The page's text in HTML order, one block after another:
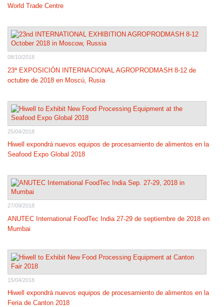
World Trade Centre
08/10/2018
23ª EXPOSICIÓN INTERNACIONAL AGROPRODMASH 8-12 de
octubre de 2018 en Moscú, Rusia
25/04/2018
Hiwell expondrá nuevos equipos de procesamiento de alimentos en la
Seafood Expo Global 2018
27/09/2018
ANUTEC International FoodTec India 27-29 de septiembre de 2018 en
Mumbai
15/04/2018
Hiwell expondrá nuevos equipos de procesamiento de alimentos en la
Feria de Canton 2018